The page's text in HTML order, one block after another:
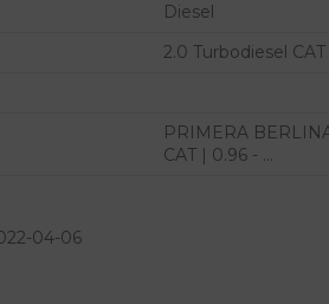
Diesel
2.0 Turbodiesel CAT
PRIMERA
CAT | 0.96 - ...
04-06